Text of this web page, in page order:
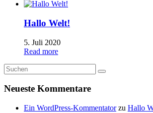
Hallo Welt!
5. Juli 2020
Read more
Neueste Kommentare
Ein WordPress-Kommentatorzu Hallo